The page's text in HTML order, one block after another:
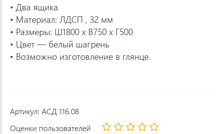
• Два ящика
• Материал: ЛДСП , 32 мм
• Размеры: Ш1800 х В750 х Г500
• Цвет — белый шагрень
• Возможно изготовление в глянце.
Артикул: АСД 116.08
Оценки пользователей